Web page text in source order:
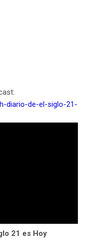
diario-de-el-siglo-21-
21 es Hoy